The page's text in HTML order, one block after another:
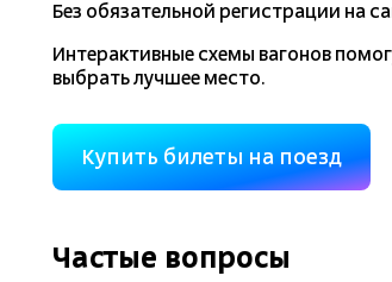
Без обязательной регистрации на
Интерактивные схемы вагонов
выбрать лучшее место.
Купить билеты на поезд
Частые вопросы